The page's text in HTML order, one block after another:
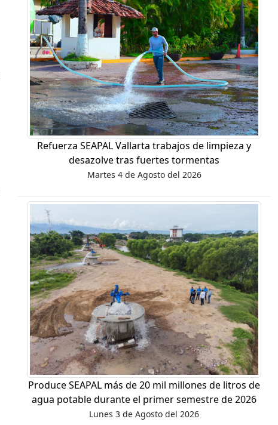
Refuerza SEAPAL Vallarta trabajos de limpieza y
desazolve tras fuertes tormentas
Martes 4 de Agosto del 2026
Produce SEAPAL más de 20 mil millones de litros de
agua potable durante el primer semestre de 2026
Lunes 3 de Agosto del 2026